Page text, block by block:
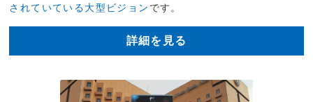
されていている大型ビジョン です。
詳細を見る